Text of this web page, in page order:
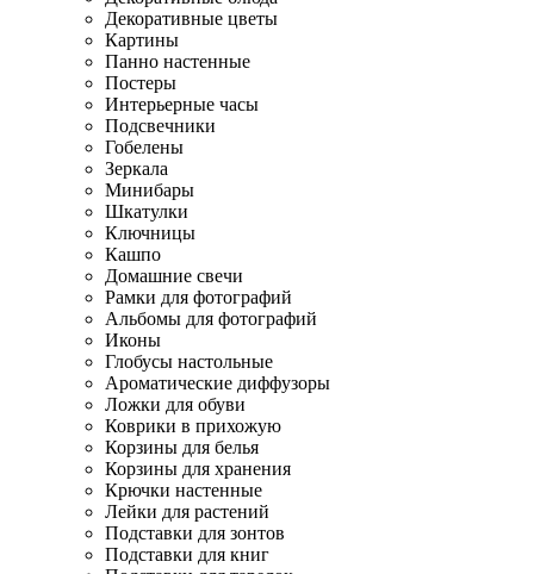
Декоративные цветы
Картины
Панно настенные
Постеры
Интерьерные часы
Подсвечники
Гобелены
Зеркала
Минибары
Шкатулки
Ключницы
Кашпо
Домашние свечи
Рамки для фотографий
Альбомы для фотографий
Иконы
Глобусы настольные
Ароматические диффузоры
Ложки для обуви
Коврики в прихожую
Корзины для белья
Корзины для хранения
Крючки настенные
Лейки для растений
Подставки для зонтов
Подставки для книг